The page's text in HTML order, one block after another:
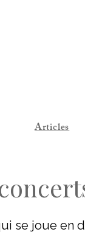
Articles
se joue en